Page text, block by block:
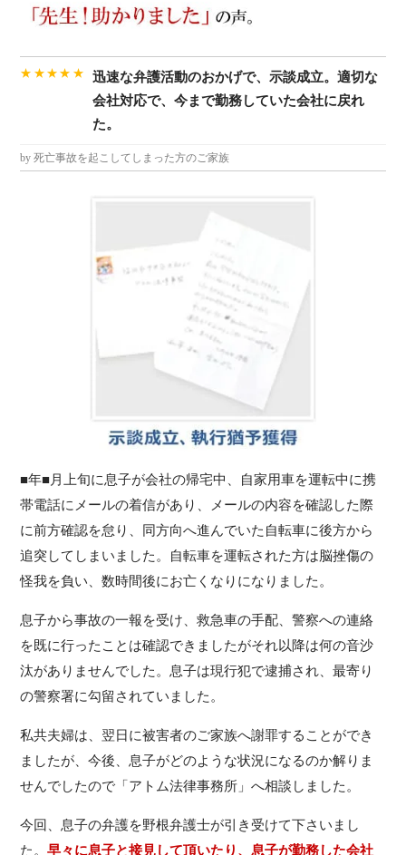
迅速な弁護活動のおかげで、示談成立。適切な
会社対応で、今まで勤務していた会社に戻れ
た。
by 死亡事故を起こしてしまった方のご家族
★★★★★
■年■月上旬に息子が会社の帰宅中、自家用車を運転中に携
帯電話にメールの着信があり、メールの内容を確認した際
に前方確認を怠り、同方向へ進んでいた自転車に後方から
追突してしまいました。自転車を運転された方は脳挫傷の
怪我を負い、数時間後にお亡くなりになりました。
息子から事故の一報を受け、救急車の手配、警察への連絡
を既に行ったことは確認できましたがそれ以降は何の音沙
汰がありませんでした。息子は現行犯で逮捕され、最寄り
の警察署に勾留されていました。
私共夫婦は、翌日に被害者のご家族へ謝罪することができ
ましたが、今後、息子がどのような状況になるのか解りま
せんでしたので「アトム法律事務所」へ相談しました。
今回、息子の弁護を野根弁護士が引き受けて下さいまし
た。早々に息子と接見して頂いたり、息子が勤務した会社